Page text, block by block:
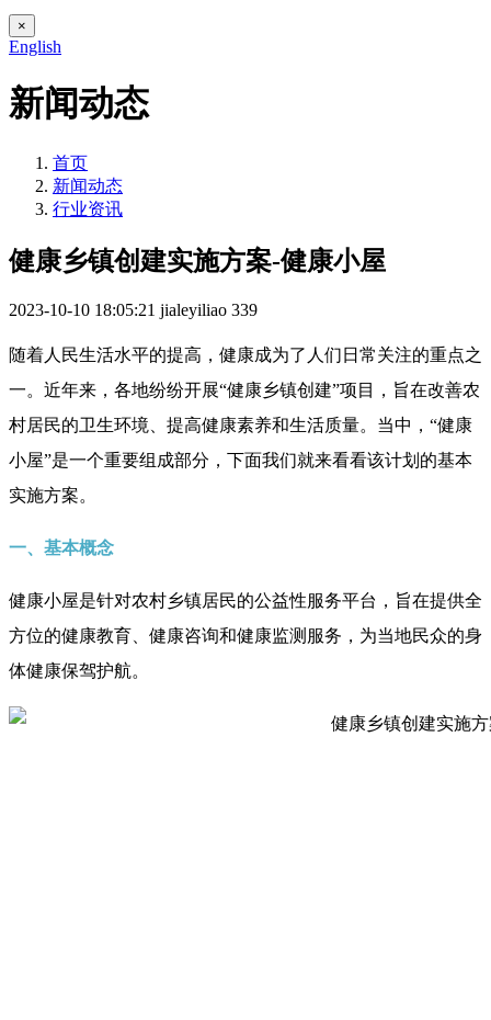
×
English
新闻动态
首页
新闻动态
行业资讯
健康乡镇创建实施方案-健康小屋
2023-10-10 18:05:21 jialeyiliao 339
随着人民生活水平的提高，健康成为了人们日常关注的重点之
一。近年来，各地纷纷开展“健康乡镇创建”项目，旨在改善农
村居民的卫生环境、提高健康素养和生活质量。当中，“健康
小屋”是一个重要组成部分，下面我们就来看看该计划的基本
实施方案。
一、基本概念
健康小屋是针对农村乡镇居民的公益性服务平台，旨在提供全
方位的健康教育、健康咨询和健康监测服务，为当地民众的身
体健康保驾护航。